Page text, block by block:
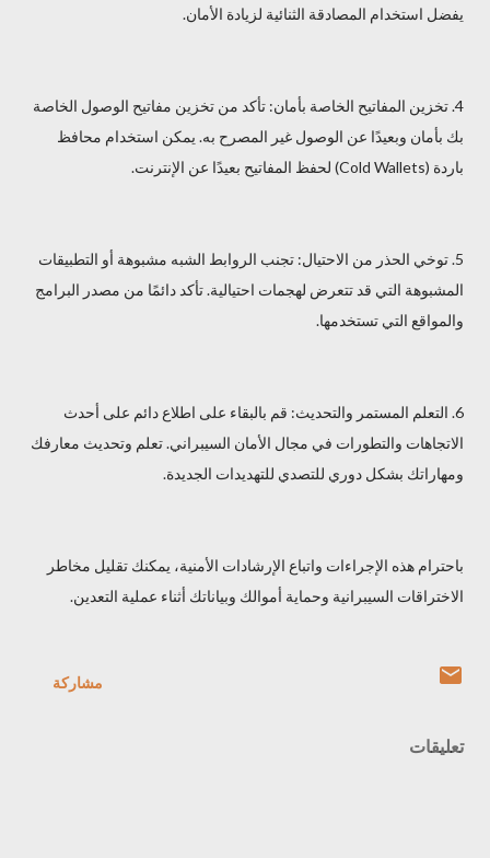
يفضل استخدام المصادقة الثنائية لزيادة الأمان.
4. تخزين المفاتيح الخاصة بأمان: تأكد من تخزين مفاتيح الوصول الخاصة
بك بأمان وبعيدًا عن الوصول غير المصرح به. يمكن استخدام محافظ
باردة (Cold Wallets) لحفظ المفاتيح بعيدًا عن الإنترنت.
5. توخي الحذر من الاحتيال: تجنب الروابط الشبه مشبوهة أو التطبيقات
المشبوهة التي قد تتعرض لهجمات احتيالية. تأكد دائمًا من مصدر البرامج
والمواقع التي تستخدمها.
6. التعلم المستمر والتحديث: قم بالبقاء على اطلاع دائم على أحدث
الاتجاهات والتطورات في مجال الأمان السيبراني. تعلم وتحديث معارفك
ومهاراتك بشكل دوري للتصدي للتهديدات الجديدة.
باحترام هذه الإجراءات واتباع الإرشادات الأمنية، يمكنك تقليل مخاطر
الاختراقات السيبرانية وحماية أموالك وبياناتك أثناء عملية التعدين.
مشاركة
تعليقات